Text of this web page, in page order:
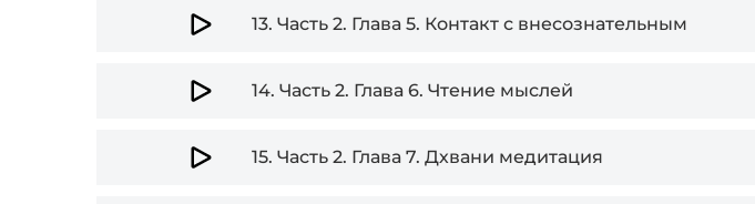
13. Часть 2. Глава 5. Контакт с внесознательным
14. Часть 2. Глава 6. Чтение мыслей
15. Часть 2. Глава 7. Дхвани медитация